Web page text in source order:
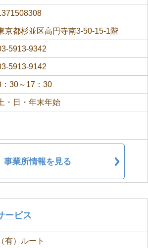
京都杉並区高円寺南3-50-15-1階
5913-9342
5913-9142
：30～17：30
・日・年末年始
事業所情報を見る
ービス
（有）ルート